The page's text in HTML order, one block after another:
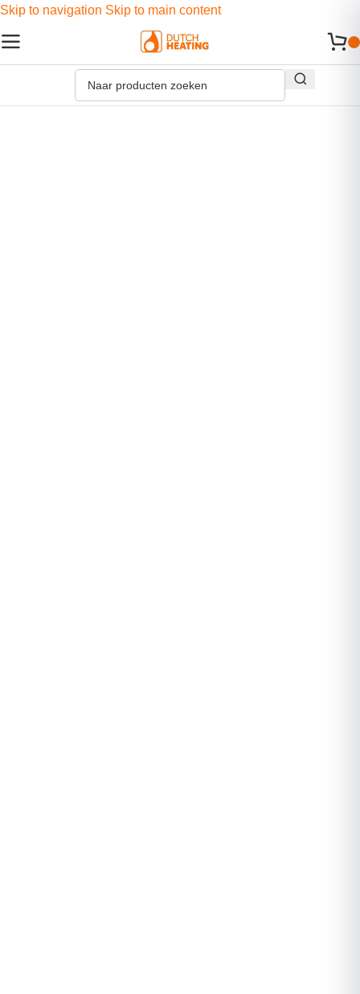
Skip to navigation Skip to main content